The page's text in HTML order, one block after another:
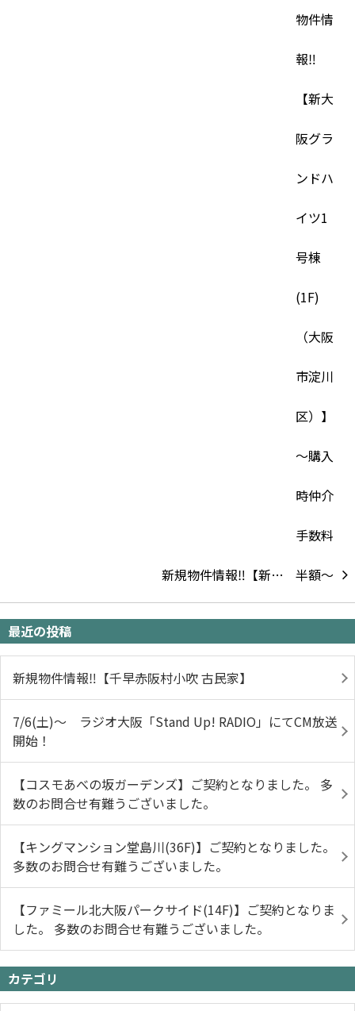
新規物件情報‼【新…
最近の投稿
新規物件情報‼【千早赤阪村小吹 古民家】
7/6(土)～ ラジオ大阪「Stand Up! RADIO」にてCM放送
開始！
【コスモあべの坂ガーデンズ】ご契約となりました。 多
数のお問合せ有難うございました。
【キングマンション堂島川(36F)】ご契約となりました。
多数のお問合せ有難うございました。
【ファミール北大阪パークサイド(14F)】ご契約となりま
した。 多数のお問合せ有難うございました。
カテゴリ